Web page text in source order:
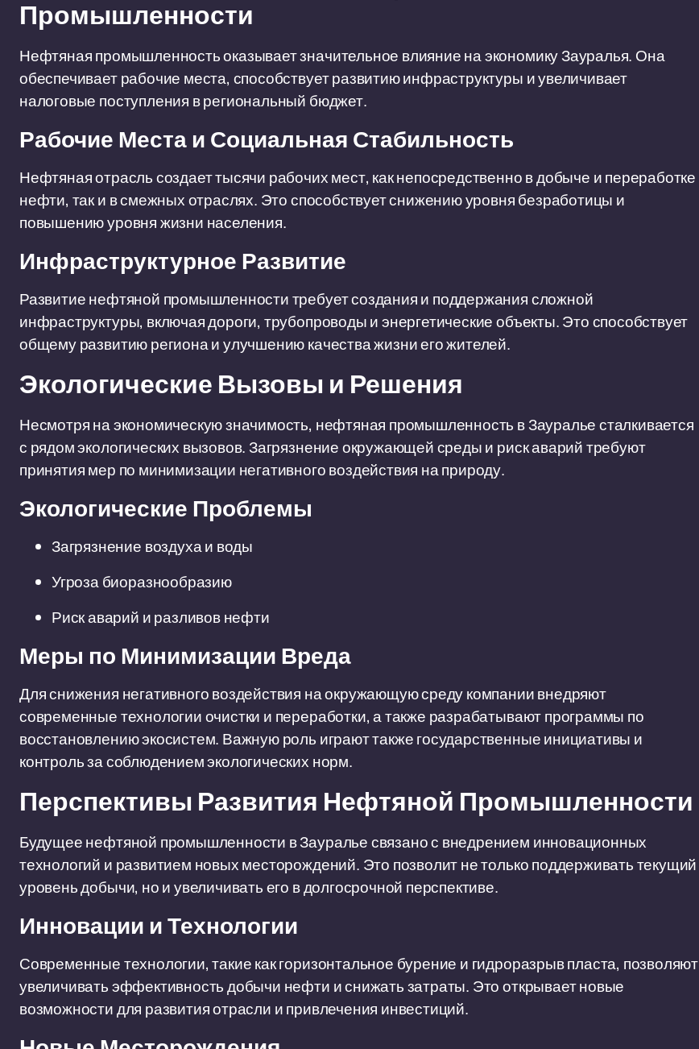
Промышленности
Нефтяная промышленность оказывает значительное влияние на экономику Зауралья. Она
обеспечивает рабочие места, способствует развитию инфраструктуры и увеличивает
налоговые поступления в региональный бюджет.
Рабочие Места и Социальная Стабильность
Нефтяная отрасль создает тысячи рабочих мест, как непосредственно в добыче и переработке
нефти, так и в смежных отраслях. Это способствует снижению уровня безработицы и
повышению уровня жизни населения.
Инфраструктурное Развитие
Развитие нефтяной промышленности требует создания и поддержания сложной
инфраструктуры, включая дороги, трубопроводы и энергетические объекты. Это способствует
общему развитию региона и улучшению качества жизни его жителей.
Экологические Вызовы и Решения
Несмотря на экономическую значимость, нефтяная промышленность в Зауралье сталкивается
с рядом экологических вызовов. Загрязнение окружающей среды и риск аварий требуют
принятия мер по минимизации негативного воздействия на природу.
Экологические Проблемы
Загрязнение воздуха и воды
Угроза биоразнообразию
Риск аварий и разливов нефти
Меры по Минимизации Вреда
Для снижения негативного воздействия на окружающую среду компании внедряют
современные технологии очистки и переработки, а также разрабатывают программы по
восстановлению экосистем. Важную роль играют также государственные инициативы и
контроль за соблюдением экологических норм.
Перспективы Развития Нефтяной Промышленности
Будущее нефтяной промышленности в Зауралье связано с внедрением инновационных
технологий и развитием новых месторождений. Это позволит не только поддерживать текущий
уровень добычи, но и увеличивать его в долгосрочной перспективе.
Инновации и Технологии
Современные технологии, такие как горизонтальное бурение и гидроразрыв пласта, позволяют
увеличивать эффективность добычи нефти и снижать затраты. Это открывает новые
возможности для развития отрасли и привлечения инвестиций.